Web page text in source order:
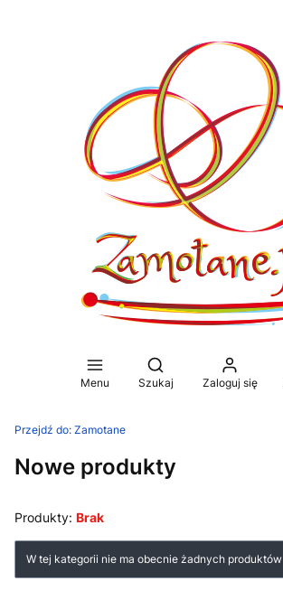
Menu
Otwórz wyszukiwarkę
Szukaj Zaloguj się
Przejdź do: Zamotane
Nowe produkty
Produkty: Brak
Lista produktów
W tej kategorii nie ma obecnie żadnych produktów